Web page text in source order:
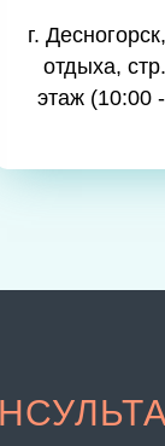
г.
отдыха,
этаж (10:00